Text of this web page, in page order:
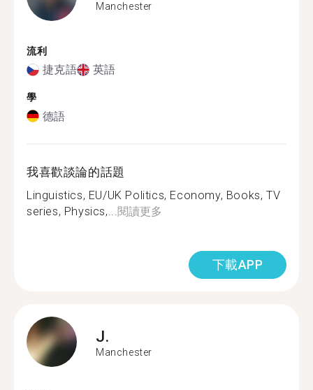
Manchester
流利
捷克語 英語
學
德語
我喜歡談論的話題
Linguistics, EU/UK Politics, Economy, Books, TV
series, Physics,... 閱讀更多
下載APP
J.
Manchester